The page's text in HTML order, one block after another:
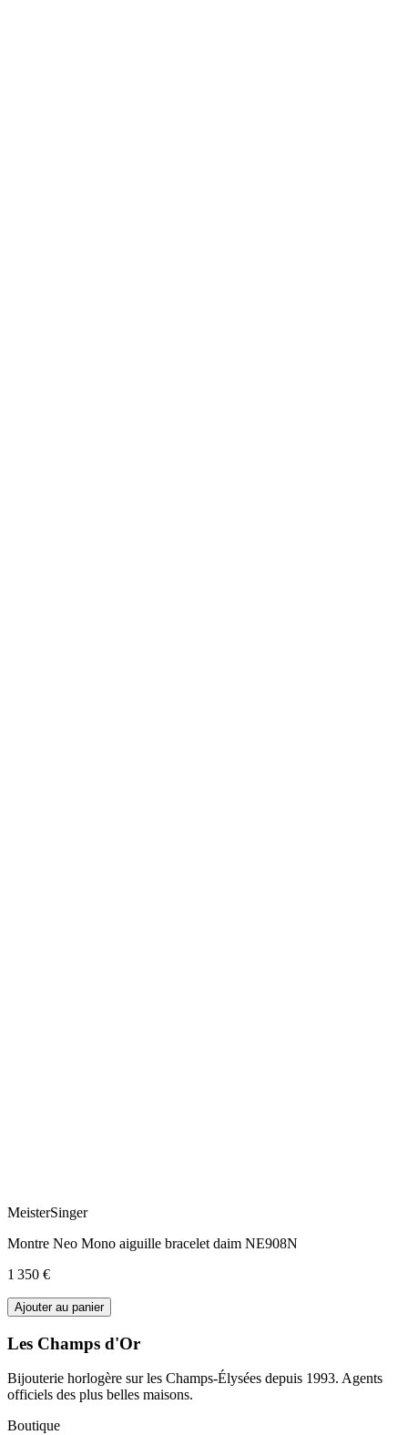
MeisterSinger
Montre Neo Mono aiguille bracelet daim NE908N
1 350 €
Ajouter au panier
Les Champs d'Or
Bijouterie horlogère sur les Champs-Élysées depuis 1993. Agents
officiels des plus belles maisons.
Boutique